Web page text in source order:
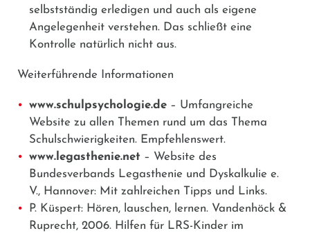
selbstständig erledigen und auch als eigene
Angelegenheit verstehen. Das schließt eine
Kontrolle natürlich nicht aus.
Weiterführende Informationen
www.schulpsychologie.de – Umfangreiche
Website zu allen Themen rund um das Thema
Schulschwierigkeiten. Empfehlenswert.
www.legasthenie.net – Website des
Bundesverbands Legasthenie und Dyskalkulie e.
V., Hannover: Mit zahlreichen Tipps und Links.
P. Küspert: Hören, lauschen, lernen. Vandenhöck &
Ruprecht, 2006. Hilfen für LRS-Kinder im